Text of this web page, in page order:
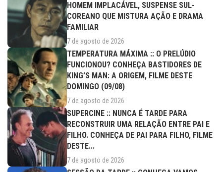
HOMEM IMPLACÁVEL, SUSPENSE SUL-
COREANO QUE MISTURA AÇÃO E DRAMA
FAMILIAR
7 de agosto de 2026
TEMPERATURA MÁXIMA :: O PRELÚDIO
FUNCIONOU? CONHEÇA BASTIDORES DE
KING’S MAN: A ORIGEM, FILME DESTE
DOMINGO (09/08)
7 de agosto de 2026
SUPERCINE :: NUNCA É TARDE PARA
RECONSTRUIR UMA RELAÇÃO ENTRE PAI E
FILHO. CONHEÇA DE PAI PARA FILHO, FILME
DESTE...
7 de agosto de 2026